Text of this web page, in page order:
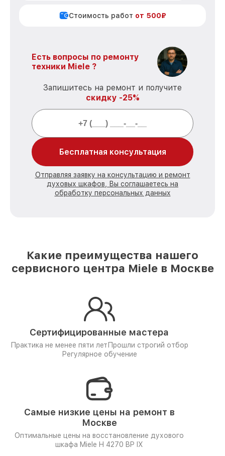
Стоимость работ от 500₽
Есть вопросы по ремонту
техники Miele ?
Запишитесь на ремонт и получите
скидку -25%
Бесплатная консультация
Отправляя заявку на консультацию и ремонт
духовых шкафов, Вы соглашаетесь на
обработку персональных данных
Какие преимущества нашего
сервисного центра Miele в Москве
Сертифицированные мастера
Практика не менее пяти лет Прошли строгий отбор
Регулярное обучение
Самые низкие цены на ремонт в
Москве
Оптимальные цены на восстановление духового
шкафа Miele H 4270 BP IX